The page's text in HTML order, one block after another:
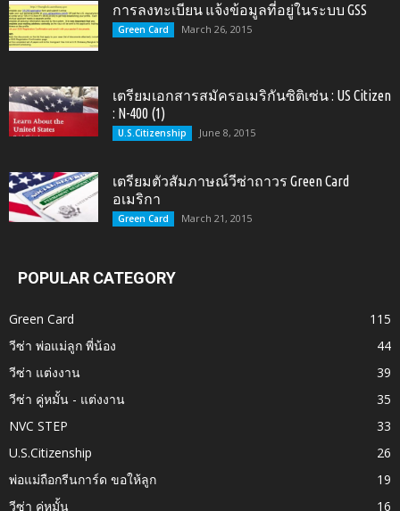
การลงทะเบียน แจ้งข้อมูลที่อยู่ในระบบ GSS
Green Card March 26, 2015
เตรียมเอกสารสมัครอเมริกันซิติเซ่น : US Citizen
: N-400 (1)
U.S.Citizenship June 8, 2015
เตรียมตัวสัมภาษณ์วีซ่าถาวร Green Card
อเมริกา
Green Card March 21, 2015
POPULAR CATEGORY
Green Card
115
วีซ่า พ่อแม่ลูก พี่น้อง
44
วีซ่า แต่งงาน
39
วีซ่า คู่หมั้น - แต่งงาน
35
NVC STEP
33
U.S.Citizenship
26
พ่อแม่ถือกรีนการ์ด ขอให้ลูก
19
วีซ่า คู่หมั้น
16